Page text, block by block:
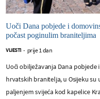
Uoči Dana pobjede i
počast poginulim braniteljima
VIJESTI - prije 1 dan
Uoči obilježavanja Dana
hrvatskih branitelja, u Osijeku
paljenjem svijeća kod kapelice